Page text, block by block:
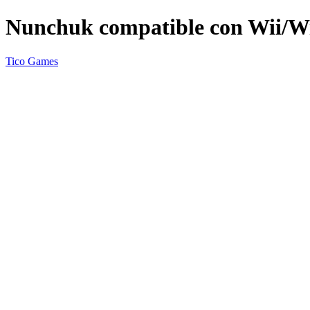
Nunchuk compatible con Wii/
Tico Games